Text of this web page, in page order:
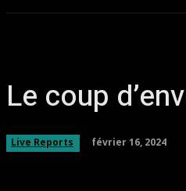
Le coup
Live Reports février 16, 2024